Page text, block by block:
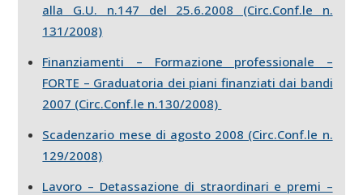
alla G.U. n.147 del 25.6.2008 (Circ.Conf.le n.
131/2008)
Finanziamenti – Formazione professionale –
FORTE – Graduatoria dei piani finanziati dai bandi
2007 (Circ.Conf.le n.130/2008)
Scadenzario mese di agosto 2008 (Circ.Conf.le n.
129/2008)
Lavoro – Detassazione di straordinari e premi –